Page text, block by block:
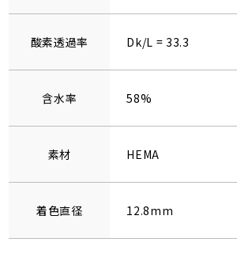
酸素透過率 Dk/L = 33.3
含水率 58%
素材 HEMA
着色直径 12.8mm